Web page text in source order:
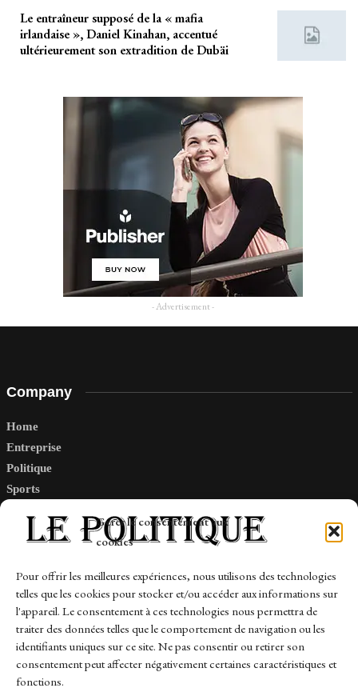
Gérer le consentement aux
cookies
Pour offrir les meilleures expériences, nous utilisons des technologies
telles que les cookies pour stocker et/ou accéder aux informations sur
l'appareil. Le consentement à ces technologies nous permettra de
traiter des données telles que le comportement de navigation ou les
identifiants uniques sur ce site. Ne pas consentir ou retirer son
consentement peut affecter négativement certaines caractéristiques et
fonctions.
Le entraîneur supposé de la « mafia
irlandaise », Daniel Kinahan, accentué
ultérieurement son extradition de Dubäi
- Advertisement -
Company
Home
Entreprise
Politique
Sports
Links
Contact
Sitemap